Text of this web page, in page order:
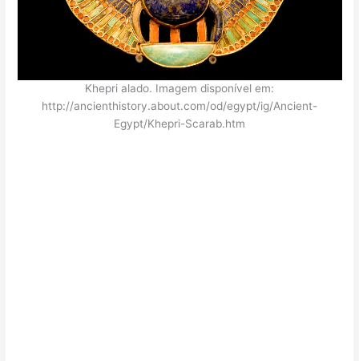
Khepri alado. Imagem disponível em:
http://ancienthistory.about.com/od/egypt/ig/Ancient-
Egypt/Khepri-Scarab.htm